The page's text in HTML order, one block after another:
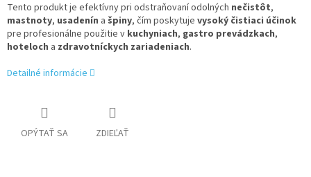
Tento produkt je efektívny pri odstraňovaní odolných nečistôt,
mastnoty, usadenín a špiny, čím poskytuje vysoký čistiaci účinok
pre profesionálne použitie v kuchyniach, gastro prevádzkach,
hoteloch a zdravotníckych zariadeniach.
Detailné informácie
OPÝTAŤ SA ZDIEĽAŤ